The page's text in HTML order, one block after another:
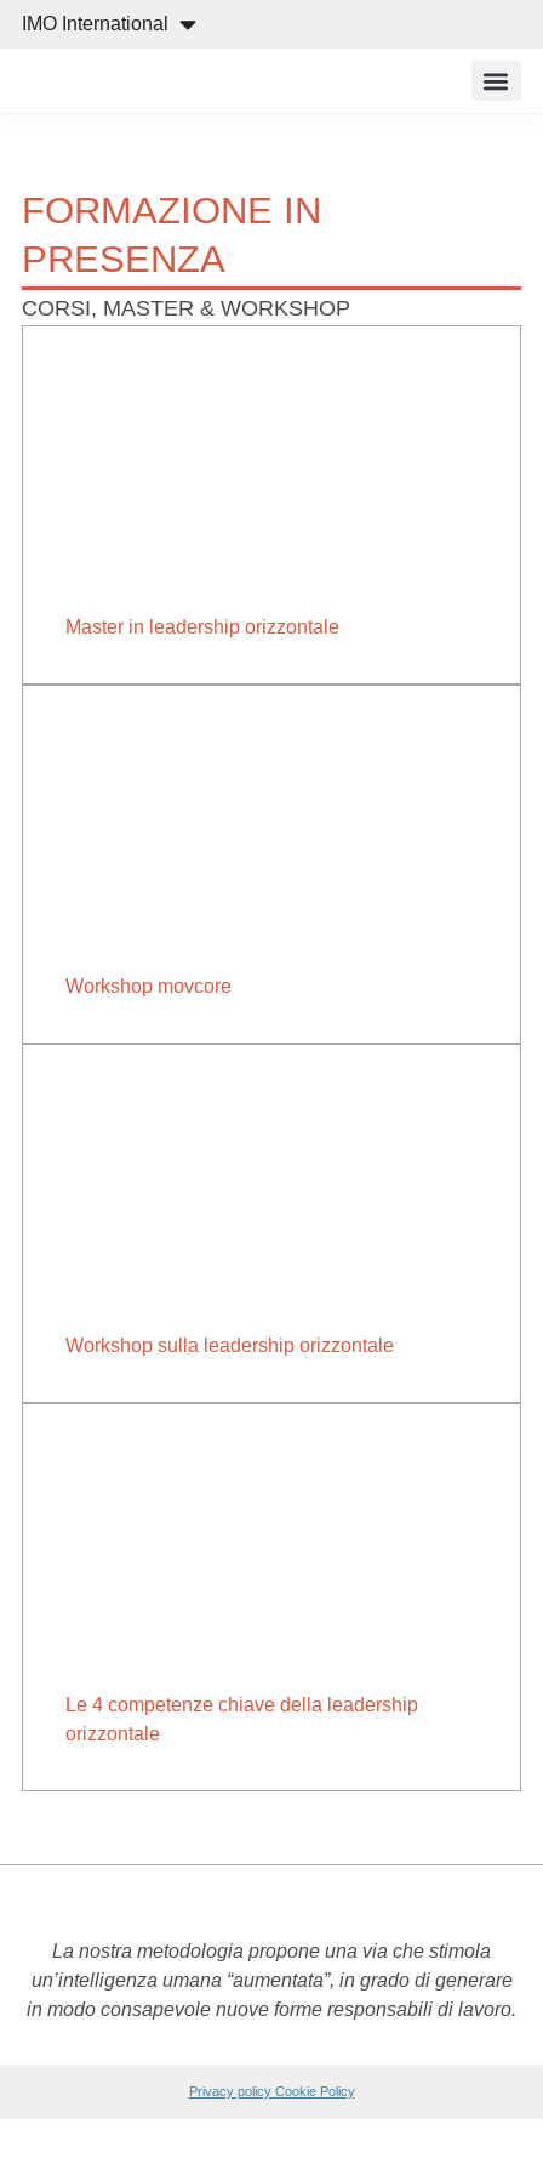
IMO International
FORMAZIONE IN
PRESENZA
CORSI, MASTER & WORKSHOP
Master in leadership orizzontale
Workshop movcore
Workshop sulla leadership orizzontale
Le 4 competenze chiave della leadership
orizzontale
La nostra metodologia propone una via che stimola
un’intelligenza umana “aumentata”, in grado di generare
in modo consapevole nuove forme responsabili di lavoro.
Privacy policy Cookie Policy